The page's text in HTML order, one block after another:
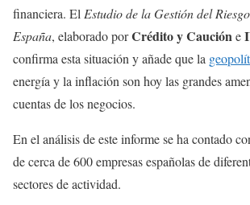
financiera. El Estudio de la Gestión del
España, elaborado porCrédito y Caucióne
confirma esta situación y añade que la
energía y la inflación son hoy las grandes
cuentas de los negocios.
En el análisis de este informe se ha contado
de cerca de 600 empresas españolas de
sectores de actividad.